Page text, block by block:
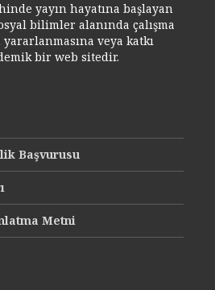
yayın hayatına başlayan
bilimler alanında çalışma
veya katkı
bir web sitedir.
Başvurusu
Metni